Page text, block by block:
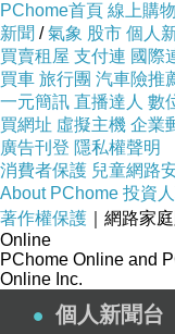
PChome首頁 線上購物
新聞 / 氣象 股市 個人
買賣租屋 支付連 國際
買車 旅行團 汽車險推
一元簡訊 直播達人 數
買網址 虛擬主機 企業
廣告刊登 隱私權聲明
消費者保護 兒童網路
About PChome 投資
著作權保護 ｜網路家
Online
PChome Online and
Online Inc.
個人新聞台